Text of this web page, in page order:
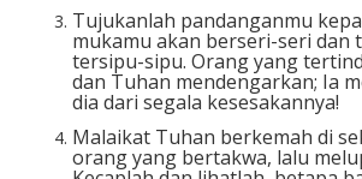
Tujukanlah pandanganmu
mukamu akan berseri-seri dan
tersipu-sipu. Orang yang
dan Tuhan mendengarkan; Ia
dia dari segala kesesakannya!
Malaikat Tuhan berkemah di
orang yang bertakwa, lalu